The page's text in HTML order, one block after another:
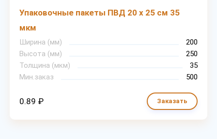
Упаковочные пакеты ПВД 20 х 25 см 35
мкм
Ширина (мм)
200
Высота (мм)
250
Толщина (мкм)
35
Мин.заказ
500
0.89 ₽ Заказать